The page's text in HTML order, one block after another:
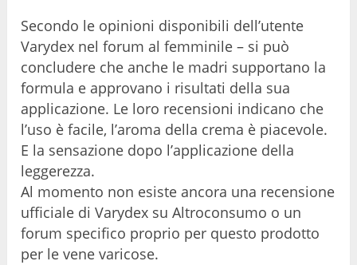
Secondo le opinioni disponibili dell’utente
Varydex nel forum al femminile – si può
concludere che anche le madri supportano la
formula e approvano i risultati della sua
applicazione. Le loro recensioni indicano che
l’uso è facile, l’aroma della crema è piacevole.
E la sensazione dopo l’applicazione della
leggerezza.
Al momento non esiste ancora una recensione
ufficiale di Varydex su Altroconsumo o un
forum specifico proprio per questo prodotto
per le vene varicose.